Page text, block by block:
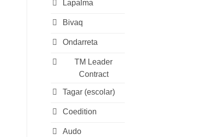
Lapalma
Bivaq
Ondarreta
TM Leader
Contract
Tagar (escolar)
Coedition
Audo